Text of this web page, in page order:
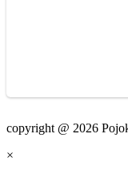
copyright @ 2026
×